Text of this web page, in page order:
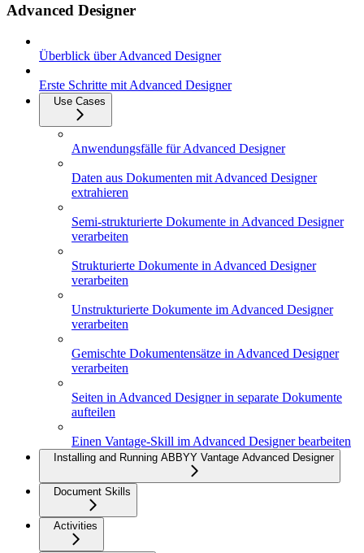
Advanced Designer
Überblick über Advanced Designer
Erste Schritte mit Advanced Designer
Use Cases
Anwendungsfälle für Advanced Designer
Daten aus Dokumenten mit Advanced Designer
extrahieren
Semi-strukturierte Dokumente in Advanced Designer
verarbeiten
Strukturierte Dokumente in Advanced Designer
verarbeiten
Unstrukturierte Dokumente im Advanced Designer
verarbeiten
Gemischte Dokumentensätze in Advanced Designer
verarbeiten
Seiten in Advanced Designer in separate Dokumente
aufteilen
Einen Vantage-Skill im Advanced Designer bearbeiten
Installing and Running ABBYY Vantage Advanced Designer
Document Skills
Activities